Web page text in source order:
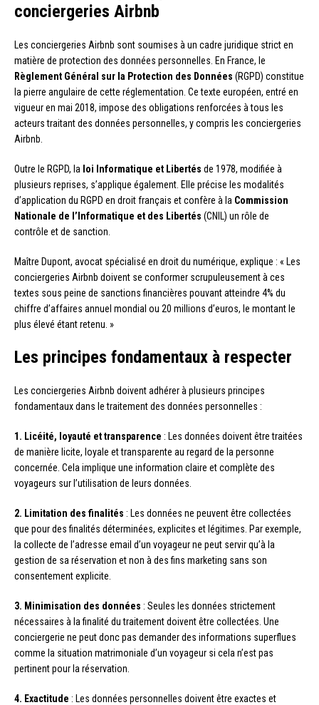
conciergeries Airbnb
Les conciergeries Airbnb sont soumises à un cadre juridique strict en
matière de protection des données personnelles. En France, le
Règlement Général sur la Protection des Données (RGPD) constitue
la pierre angulaire de cette réglementation. Ce texte européen, entré en
vigueur en mai 2018, impose des obligations renforcées à tous les
acteurs traitant des données personnelles, y compris les conciergeries
Airbnb.
Outre le RGPD, la loi Informatique et Libertés de 1978, modifiée à
plusieurs reprises, s’applique également. Elle précise les modalités
d’application du RGPD en droit français et confère à la Commission
Nationale de l’Informatique et des Libertés (CNIL) un rôle de
contrôle et de sanction.
Maître Dupont, avocat spécialisé en droit du numérique, explique : « Les
conciergeries Airbnb doivent se conformer scrupuleusement à ces
textes sous peine de sanctions financières pouvant atteindre 4% du
chiffre d’affaires annuel mondial ou 20 millions d’euros, le montant le
plus élevé étant retenu. »
Les principes fondamentaux à respecter
Les conciergeries Airbnb doivent adhérer à plusieurs principes
fondamentaux dans le traitement des données personnelles :
1. Licéité, loyauté et transparence : Les données doivent être traitées
de manière licite, loyale et transparente au regard de la personne
concernée. Cela implique une information claire et complète des
voyageurs sur l’utilisation de leurs données.
2. Limitation des finalités : Les données ne peuvent être collectées
que pour des finalités déterminées, explicites et légitimes. Par exemple,
la collecte de l’adresse email d’un voyageur ne peut servir qu’à la
gestion de sa réservation et non à des fins marketing sans son
consentement explicite.
3. Minimisation des données : Seules les données strictement
nécessaires à la finalité du traitement doivent être collectées. Une
conciergerie ne peut donc pas demander des informations superflues
comme la situation matrimoniale d’un voyageur si cela n’est pas
pertinent pour la réservation.
4. Exactitude : Les données personnelles doivent être exactes et